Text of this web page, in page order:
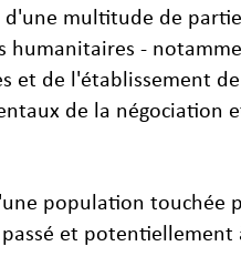
multitude de
-
et de l'établissement
de la négociation
population touchée
et potentiellement